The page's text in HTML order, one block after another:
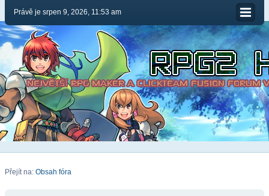
Právě je srpen 9, 2026, 11:53 am
Přejít na: Obsah fóra